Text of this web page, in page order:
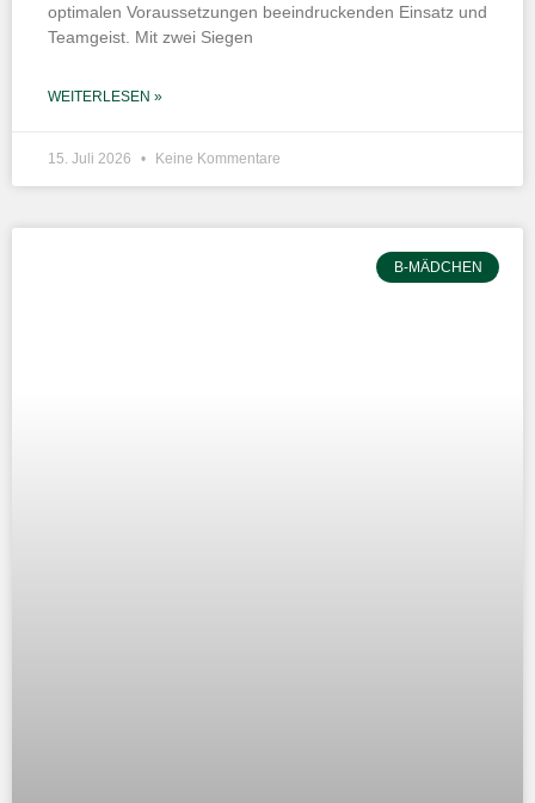
optimalen Voraussetzungen beeindruckenden Einsatz und
Teamgeist. Mit zwei Siegen
WEITERLESEN »
15. Juli 2026 Keine Kommentare
B-MÄDCHEN